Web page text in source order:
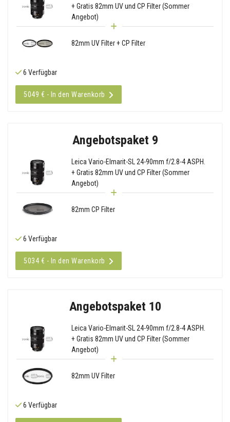
+ Gratis 82mm UV und CP Filter (Sommer
Angebot)
82mm UV Filter + CP Filter
6 Verfügbar
5049 € - In den Warenkorb
Angebotspaket 9
Leica Vario-Elmarit-SL 24-90mm f/2.8-4 ASPH.
+ Gratis 82mm UV und CP Filter (Sommer
Angebot)
82mm CP Filter
6 Verfügbar
5034 € - In den Warenkorb
Angebotspaket 10
Leica Vario-Elmarit-SL 24-90mm f/2.8-4 ASPH.
+ Gratis 82mm UV und CP Filter (Sommer
Angebot)
82mm UV Filter
6 Verfügbar